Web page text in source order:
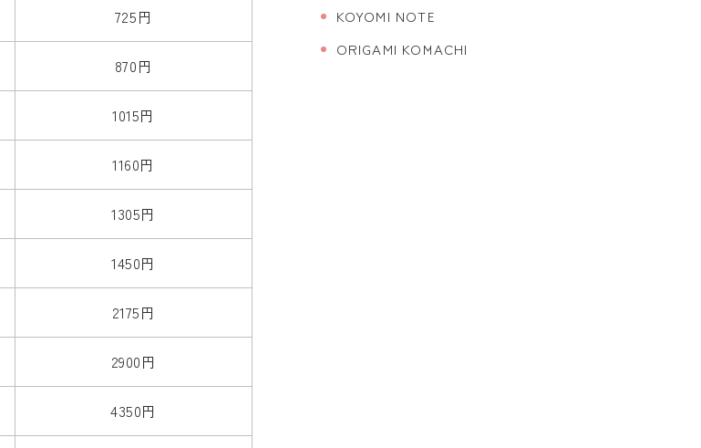
725円
870円
1015円
1160円
1305円
1450円
2175円
2900円
4350円
KOYOMI NOTE
ORIGAMI KOMACHI